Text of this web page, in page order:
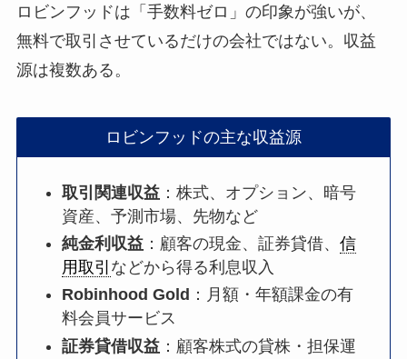
ロビンフッドは「手数料ゼロ」の印象が強いが、
無料で取引させているだけの会社ではない。収益
源は複数ある。
ロビンフッドの主な収益源
取引関連収益 ：株式、オプション、暗号
資産、予測市場、先物など
純金利収益 ：顧客の現金、証券貸借、信
用取引 などから得る利息収入
Robinhood Gold ：月額・年額課金の有
料会員サービス
証券貸借収益 ：顧客株式の貸株・担保運